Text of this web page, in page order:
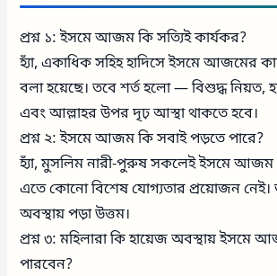
প্রশ্ন ১: ইসমে আজম কি সত্যিই কার্যকর?
হ্যাঁ, একাধিক সহিহ হাদিসে ইসমে আজমের
বলা হয়েছে। তবে শর্ত হলো — বিশুদ্ধ নিয়ত,
এবং আল্লাহর উপর দৃঢ় আস্থা থাকতে হবে।
প্রশ্ন ২: ইসমে আজম কি সবাই পড়তে পারে?
হ্যাঁ, মুসলিম নারী-পুরুষ সকলেই ইসমে আজম
এতে কোনো বিশেষ যোগ্যতার প্রয়োজন নেই।
অবস্থায় পড়া উত্তম।
প্রশ্ন ৩: মহিলারা কি হায়েজ অবস্থায় ইসমে
পারবেন?